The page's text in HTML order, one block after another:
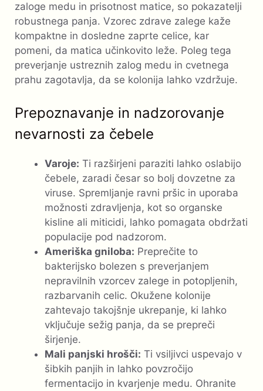
zaloge medu in prisotnost matice, so pokazatelji
robustnega panja. Vzorec zdrave zalege kaže
kompaktne in dosledne zaprte celice, kar
pomeni, da matica učinkovito leže. Poleg tega
preverjanje ustreznih zalog medu in cvetnega
prahu zagotavlja, da se kolonija lahko vzdržuje.
Prepoznavanje in nadzorovanje
nevarnosti za čebele
Varoje: Ti razširjeni paraziti lahko oslabijo
čebele, zaradi česar so bolj dovzetne za
viruse. Spremljanje ravni pršic in uporaba
možnosti zdravljenja, kot so organske
kisline ali miticidi, lahko pomagata obdržati
populacije pod nadzorom.
Ameriška gniloba: Preprečite to
bakterijsko bolezen s preverjanjem
nepravilnih vzorcev zalege in potopljenih,
razbarvanih celic. Okužene kolonije
zahtevajo takojšnje ukrepanje, ki lahko
vključuje sežig panja, da se prepreči
širjenje.
Mali panjski hrošči: Ti vsiljivci uspevajo v
šibkih panjih in lahko povzročijo
fermentacijo in kvarjenje medu. Ohranite